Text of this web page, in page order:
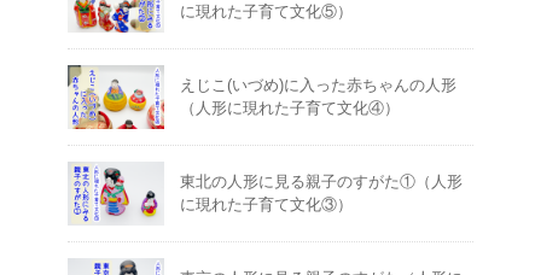
に現れた子育て文化⑤）
えじこ(いづめ)に入った赤ちゃんの人形
（人形に現れた子育て文化④）
東北の人形に見る親子のすがた①（人形
に現れた子育て文化③）